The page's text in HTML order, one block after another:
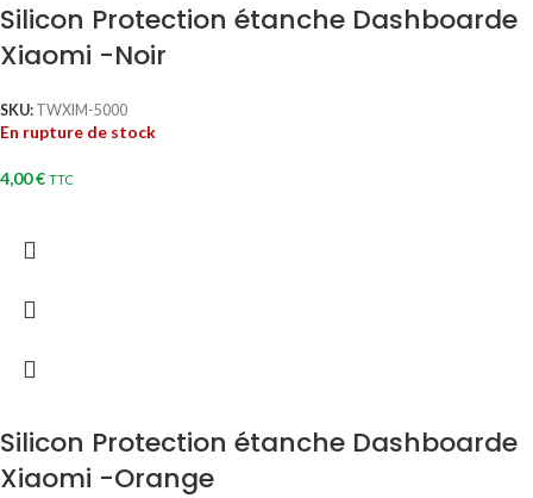
Silicon Protection étanche Dashboarde
Xiaomi -Noir
SKU: TWXIM-5000
En rupture de stock
4,00€ TTC
Silicon Protection étanche Dashboarde
Xiaomi -Orange